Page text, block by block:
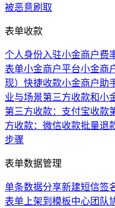
被恶意刷取
表单收款
个人身份入驻小金商户费
表单小金商户平台小金商
现） 快捷收款小金商户助
业与场景第三方收款和小
第三方收款：支付宝收款
方收款：微信收款批量退
步骤
表单数据管理
单条数据分享新建短信签
表单上架到模板中心团队